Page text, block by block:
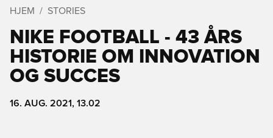
HJEM STORIES
NIKE FOOTBALL - 43 ÅRS
HISTORIE OM INNOVATION
OG SUCCES
16. AUG. 2021, 13.02